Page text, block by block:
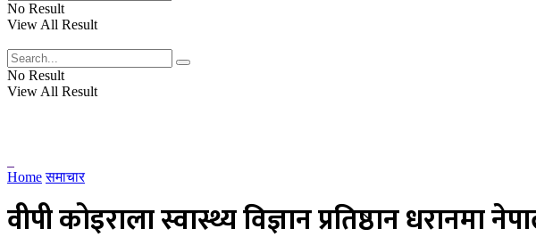
No Result
View All Result
No Result
View All Result
Home समाचार
वीपी कोइराला स्वास्थ्य विज्ञान प्रतिष्ठान